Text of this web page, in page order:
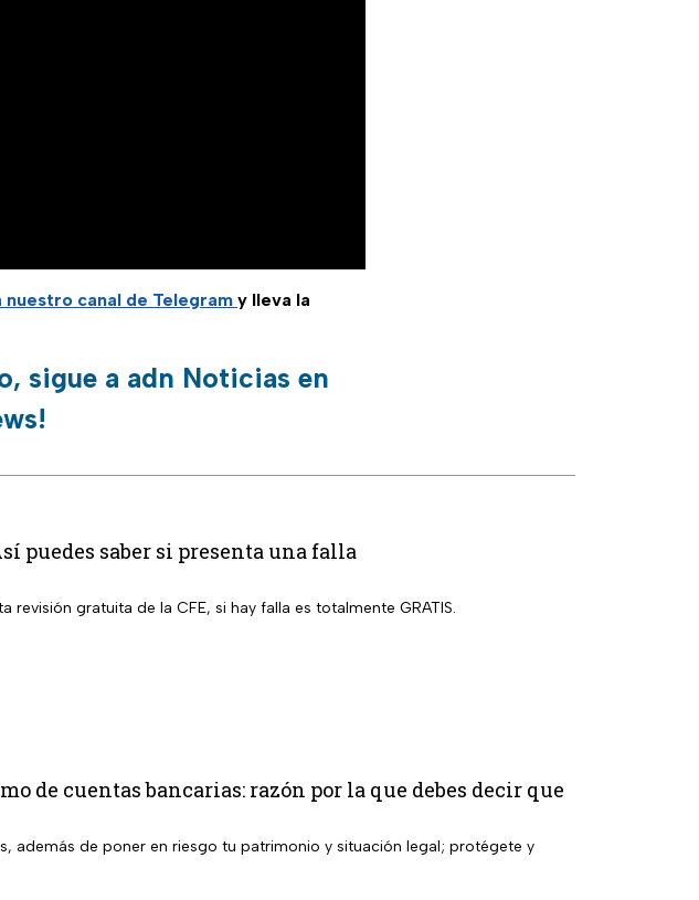
nuestro canal de Telegram y lleva la
sigue a adn Noticias en
puedes saber si presenta una falla
gratuita de la CFE, si hay falla es totalmente GRATIS.
de cuentas bancarias: razón por la que debes decir que
además de poner en riesgo tu patrimonio y situación legal; protégete y